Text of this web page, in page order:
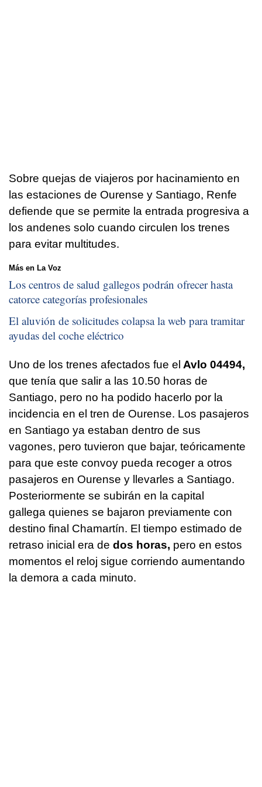
Sobre quejas de viajeros por hacinamiento en
las estaciones de Ourense y Santiago, Renfe
defiende que se permite la entrada progresiva a
los andenes solo cuando circulen los trenes
para evitar multitudes.
Más en La Voz
Los centros de salud gallegos podrán ofrecer hasta
catorce categorías profesionales
El aluvión de solicitudes colapsa la web para tramitar
ayudas del coche eléctrico
Uno de los trenes afectados fue el Avlo 04494,
que tenía que salir a las 10.50 horas de
Santiago, pero no ha podido hacerlo por la
incidencia en el tren de Ourense. Los pasajeros
en Santiago ya estaban dentro de sus
vagones, pero tuvieron que bajar, teóricamente
para que este convoy pueda recoger a otros
pasajeros en Ourense y llevarles a Santiago.
Posteriormente se subirán en la capital
gallega quienes se bajaron previamente con
destino final Chamartín. El tiempo estimado de
retraso inicial era de dos horas, pero en estos
momentos el reloj sigue corriendo aumentando
la demora a cada minuto.